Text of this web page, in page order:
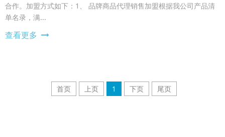
合作。加盟方式如下：1、 品牌商品代理销售加盟根据我公司产品清
单名录，满...
查看更多
首页 上页 1 下页 尾页